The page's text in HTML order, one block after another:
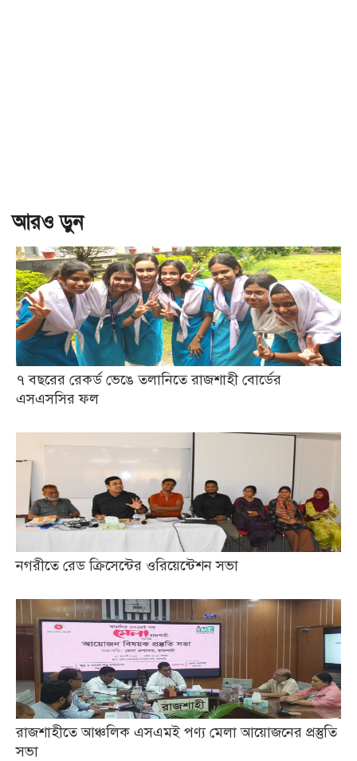
আরও ড়ুন
৭ বছরের রেকর্ড ভেঙে তলানিতে রাজশাহী বোর্ডের
এসএসসির ফল
নগরীতে রেড ক্রিসেন্টের ওরিয়েন্টেশন সভা
রাজশাহীতে আঞ্চলিক এসএমই পণ্য মেলা আয়োজনের প্রস্তুতি
সভা